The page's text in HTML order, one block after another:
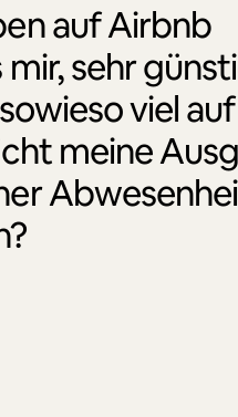
auf Airbnb
sehr
viel
meine